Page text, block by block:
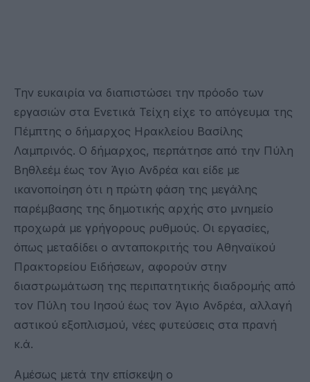
Την ευκαιρία να διαπιστώσει την πρόοδο των
εργασιών στα Ενετικά Τείχη είχε το απόγευμα της
Πέμπτης ο δήμαρχος Ηρακλείου Βασίλης
Λαμπρινός. Ο δήμαρχος, περπάτησε από την Πύλη
Βηθλεέμ έως τον Άγιο Ανδρέα και είδε με
ικανοποίηση ότι η πρώτη φάση της μεγάλης
παρέμβασης της δημοτικής αρχής στο μνημείο
προχωρά με γρήγορους ρυθμούς. Οι εργασίες,
όπως μεταδίδει ο ανταποκριτής του Αθηναϊκού
Πρακτορείου Ειδήσεων, αφορούν στην
διαστρωμάτωση της περιπατητικής διαδρομής από
τον Πύλη του Ιησού έως τον Άγιο Ανδρέα, αλλαγή
αστικού εξοπλισμού, νέες φυτεύσεις στα πρανή
κ.ά.
Αμέσως μετά την επίσκεψη ο